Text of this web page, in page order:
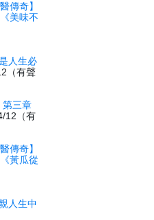
傳奇】
美味不
人生必
（有聲
第三章
12（有
傳奇】
黃瓜從
人生中